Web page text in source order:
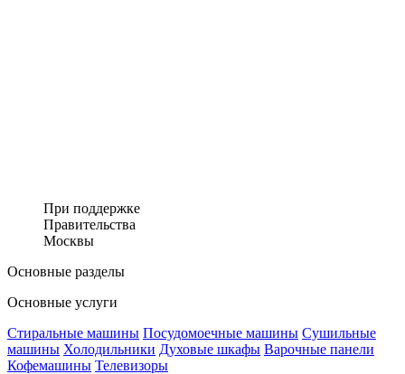
При поддержке
Правительства
Москвы
Основные разделы
Основные услуги
Стиральные машины Посудомоечные машины Сушильные
машины Холодильники Духовые шкафы Варочные панели
Кофемашины Телевизоры